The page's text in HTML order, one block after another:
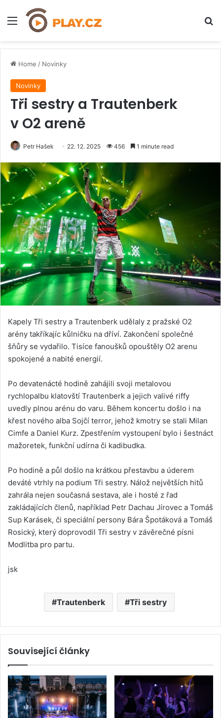
Menu
Home / Novinky
Novinky
Tři sestry a Trautenberk
v O2 areně
Petr Hašek 22. 12. 2025 456 1 minute read
Kapely Tři sestry a Trautenberk udělaly z pražské O2
arény takříkajíc kůlničku na dříví. Zakončení společné
šňůry se vydařilo. Tisíce fanoušků opouštěly O2 arenu
spokojené a nabité energií.
Po devatenácté hodině zahájili svoji metalovou
rychlopalbu klatovští Trautenberk a jejich valivé riffy
uvedly plnou arénu do varu. Během koncertu došlo i na
křest nového alba Sojčí terror, jehož kmotry se stali Milan
Cimfe a Daniel Kurz. Zpestřením vystoupení bylo i šestnáct
mažoretek, funkční udírna či kadibudka.
Po hodině a půl došlo na krátkou přestavbu a úderem
deváté vtrhly na podium Tři sestry. Nálož největších hitů
zahrála nejen současná sestava, ale i hosté z řad
zakládajících členů, například Petr Dachau Jírovec a Tomáš
Sup Karásek, či speciální persony Bára Špotáková a Tomáš
Rosický, který doprovodil Tři sestry v závěrečné písni
Modlitba pro partu.
jsk
Trautenberk Tři sestry
Související články